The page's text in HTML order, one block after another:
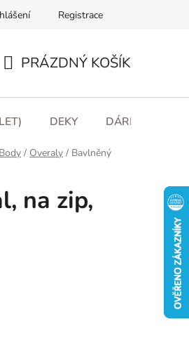
ochrany osobních údajů
Registrace
KOŠÍK
PRÁZDNÝ KOŠÍK
DEKY DÁRKOVÉ
/ Overaly / Bavlněný
na zip,